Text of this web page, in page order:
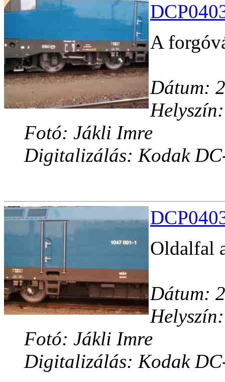
A
Dátum:
Fotó: Jákli Imre
Digitalizálás: Kodak
Oldalfal
Dátum:
Fotó: Jákli Imre
Digitalizálás: Kodak